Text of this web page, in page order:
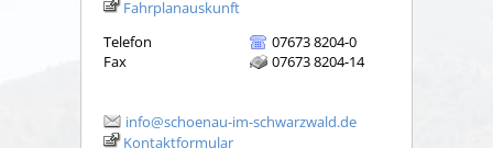
Fahrplanauskunft
Telefon
07673 8204-0
Fax
07673 8204-14
info@schoenau-im-schwarzwald.de
Kontaktformular